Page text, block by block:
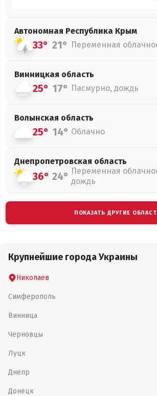
Автономная Республика Крым
33° 21° Переменная
Винницкая область
25° 17° Пасмурно, дождь
Волынская область
25° 14° Облачно
Днепропетровская область
36° 24° Переменная
дождь
ПОКАЗАТЬ ДРУГИЕ
Крупнейшие города Украины
Николаев
Симферополь
Винница
Черновцы
Луцк
Днепр
Донецк